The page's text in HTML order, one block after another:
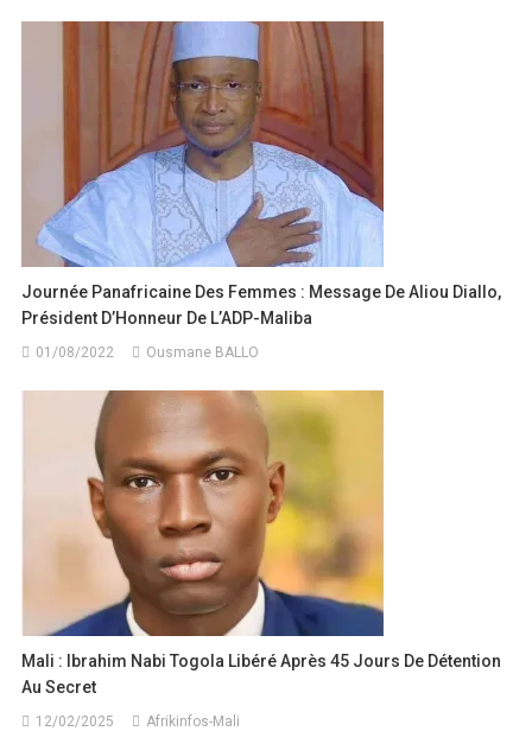
l’article
Journée Panafricaine Des Femmes : Message De Aliou Diallo,
Président D’Honneur De L’ADP-Maliba
01/08/2022 Ousmane BALLO
Mali : Ibrahim Nabi Togola Libéré Après 45 Jours De Détention
Au Secret
12/02/2025 Afrikinfos-Mali